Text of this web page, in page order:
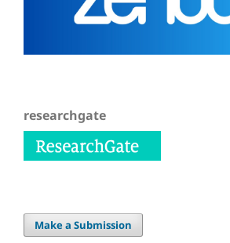
researchgate
Make a Submission